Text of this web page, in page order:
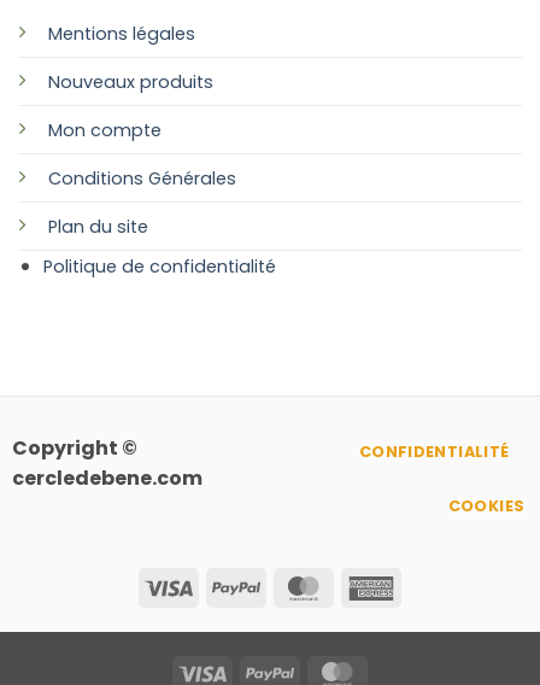
Mentions légales
Nouveaux produits
Mon compte
Conditions Générales
Plan du site
Politique de confidentialité
Copyright ©
cercledebene.com
Visa PayPal MasterCard
CONFIDENTIALITÉ
COOKIES
Visa PayPal